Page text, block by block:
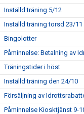
Inställd träning 5/12
Inställd träning torsd 23/11
Bingolotter
Påminnelse: Betalning av
Träningstider i höst
Inställd träning den 24/10
Försäljning av
Påminnelse Kiosktjänst 9-